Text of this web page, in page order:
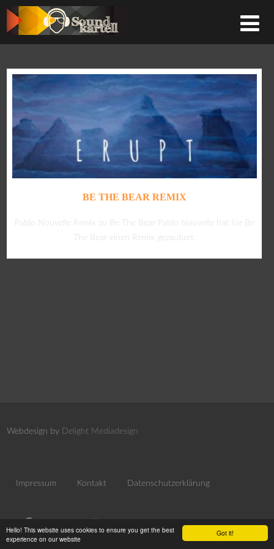
Got it!
Hello! This website uses cookies to ensure you get the best
experience on our website
BE THE BEAR REMIX
Pablo Nouvelle Remix zu Be The Bear Pablo Nouvelle hat für Be
The Bear einen Remix gezaubert.
Webdesign by Delight Mediadesign
Impressum Kontakt Datenschutzerklärung